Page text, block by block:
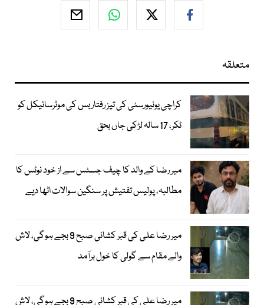
متعلقہ
کراچی یونیورسٹی کی تیز رفتار بس کی موٹرسائیکل کو
ٹکر، 17 سالہ لڑکی جاں بحق
میر رضا کے والد کا چیف جسٹس سے از خود نوٹس کا
مطالبہ، پولیس تفتیش پر سنگین سوالات اٹھا دیے
میر رضا علی کی قبر کشائی صبح 9 بجے ہوگی، لاش
والے مقام سے گولی کا خول برآمد
میر رضا علی کی قبر کشائی صبح 9 بجے ہوگی، لاش